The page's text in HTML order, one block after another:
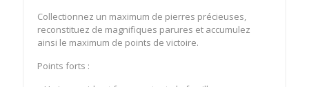
Collectionnez un maximum de pierres précieuses,
reconstituez de magnifiques parures et accumulez
ainsi le maximum de points de victoire.
Points forts :